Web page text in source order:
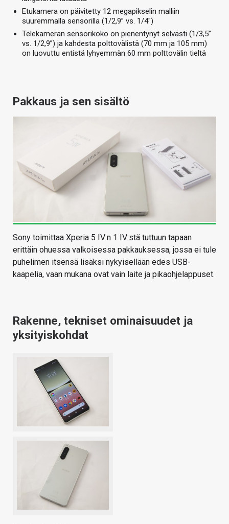
Etukamera on päivitetty 12 megapikselin malliin
suuremmalla sensorilla (1/2,9” vs. 1/4″)
Telekameran sensorikoko on pienentynyt selvästi (1/3,5”
vs. 1/2,9”) ja kahdesta polttovälistä (70 mm ja 105 mm)
on luovuttu entistä lyhyemmän 60 mm polttovälin tieltä
Pakkaus ja sen sisältö
Sony toimittaa Xperia 5 IV:n 1 IV:stä tuttuun tapaan
erittäin ohuessa valkoisessa pakkauksessa, jossa ei tule
puhelimen itsensä lisäksi nykyisellään edes USB-
kaapelia, vaan mukana ovat vain laite ja pikaohjelappuset.
Rakenne, tekniset ominaisuudet ja
yksityiskohdat